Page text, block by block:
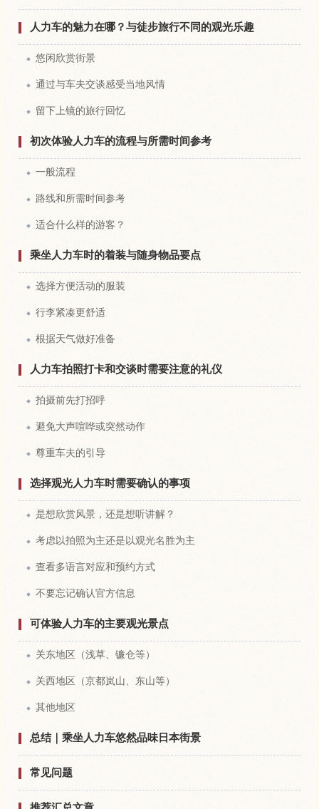
人力车的魅力在哪？与徒步旅行不同的观光乐趣
悠闲欣赏街景
通过与车夫交谈感受当地风情
留下上镜的旅行回忆
初次体验人力车的流程与所需时间参考
一般流程
路线和所需时间参考
适合什么样的游客？
乘坐人力车时的着装与随身物品要点
选择方便活动的服装
行李紧凑更舒适
根据天气做好准备
人力车拍照打卡和交谈时需要注意的礼仪
拍摄前先打招呼
避免大声喧哗或突然动作
尊重车夫的引导
选择观光人力车时需要确认的事项
是想欣赏风景，还是想听讲解？
考虑以拍照为主还是以观光名胜为主
查看多语言对应和预约方式
不要忘记确认官方信息
可体验人力车的主要观光景点
关东地区（浅草、镰仓等）
关西地区（京都岚山、东山等）
其他地区
总结｜乘坐人力车悠然品味日本街景
常见问题